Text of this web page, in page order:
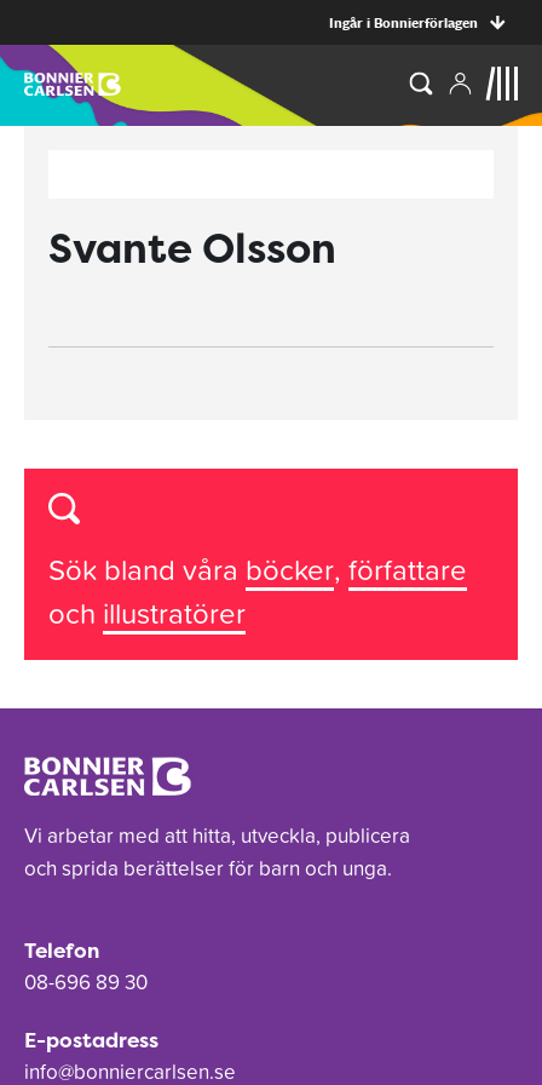
Ingår i Bonnierförlagen
Svante Olsson
Sök bland våra böcker, författare
och illustratörer
Vi arbetar med att hitta, utveckla, publicera
och sprida berättelser för barn och unga.
Telefon
08-696 89 30
E-postadress
info@bonniercarlsen.se